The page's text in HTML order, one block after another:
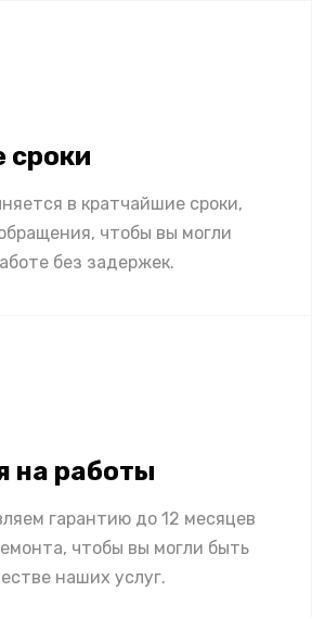
сроки
в кратчайшие сроки,
чтобы вы могли
без задержек.
на работы
гарантию до 12 месяцев
чтобы вы могли быть
наших услуг.